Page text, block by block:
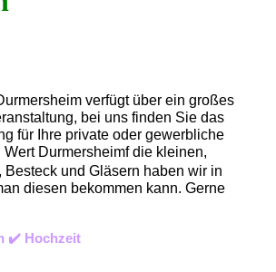
verfügt über ein großes
bei uns finden Sie das
für Ihre private oder gewerbliche
Durmersheimf die kleinen,
und Gläsern haben wir in
diesen bekommen kann. Gerne
✔️ Hochzeit